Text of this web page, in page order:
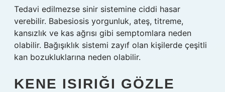
Tedavi edilmezse sinir sistemine ciddi hasar
verebilir. Babesiosis yorgunluk, ateş, titreme,
kansızlık ve kas ağrısı gibi semptomlara neden
olabilir. Bağışıklık sistemi zayıf olan kişilerde çeşitli
kan bozukluklarına neden olabilir.
KENE ISIRIĞI GÖZLE